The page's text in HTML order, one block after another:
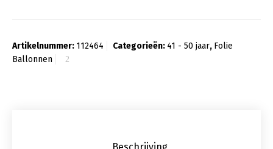
Artikelnummer: 112464 Categorieën: 41 - 50 jaar, Folie
Ballonnen